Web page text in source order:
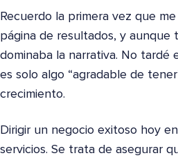
Recuerdo la primera vez que
página de resultados, y aunque
dominaba la narrativa. No tardé
es solo algo “agradable de
crecimiento.
Dirigir un negocio exitoso hoy
servicios. Se trata de asegurar